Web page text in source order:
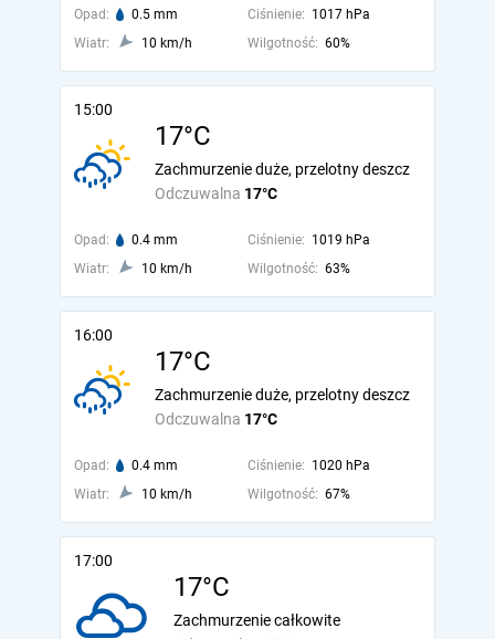
Opad: 0.5 mm Ciśnienie: 1017 hPa
Wiatr:
10 km/h Wilgotność: 60%
15:00
17°C
Odczuwalna 17°C
Zachmurzenie duże, przelotny deszcz
Opad: 0.4 mm Ciśnienie: 1019 hPa
Wiatr:
10 km/h Wilgotność: 63%
16:00
17°C
Odczuwalna 17°C
Zachmurzenie duże, przelotny deszcz
Opad: 0.4 mm Ciśnienie: 1020 hPa
Wiatr:
10 km/h Wilgotność: 67%
17:00
17°C
Zachmurzenie całkowite